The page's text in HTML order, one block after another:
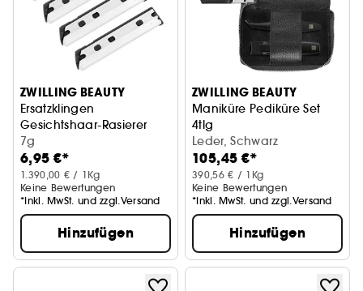
ZWILLING BEAUTY
Ersatzklingen
Gesichtshaar-Rasierer
7g
6,95 €*
1.390,00 € / 1Kg
Keine Bewertungen
*Inkl. MwSt. und zzgl.Versand
Hinzufügen
ZWILLING BEAUTY
Maniküre Pediküre Set
4tlg
mit Nagelknipser
Leder, Schwarz
105,45 €*
390,56 € / 1Kg
Keine Bewertungen
*Inkl. MwSt. und zzgl.Versand
Hinzufügen